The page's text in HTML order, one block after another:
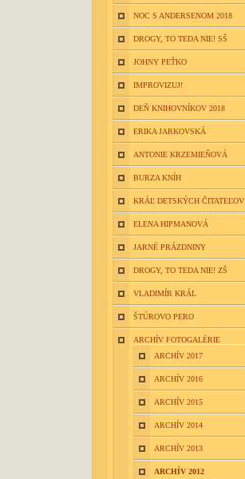
NOC S ANDERSENOM 2018
DROGY, TO TEDA NIE! SŠ
JOHNY PEŤKO
IMPROVIZUJ!
DEŇ KNIHOVNÍKOV 2018
ERIKA JARKOVSKÁ
ANTONIE KRZEMIEŇOVÁ
BURZA KNÍH
KRÁĽ DETSKÝCH ČITATEĽOV
ELENA HIPMANOVÁ
JARNÉ PRÁZDNINY
DROGY, TO TEDA NIE! ZŠ
VLADIMÍR KRÁL
ŠTÚROVO PERO
ARCHÍV FOTOGALÉRIE
ARCHÍV 2017
ARCHÍV 2016
ARCHÍV 2015
ARCHÍV 2014
ARCHÍV 2013
ARCHÍV 2012